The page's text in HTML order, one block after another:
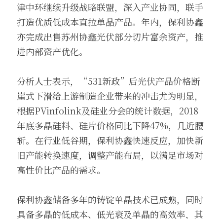
津中环继续升级战略联盟，深入产业协同，联手
打造优质低成本直拉单晶产品。年内，保利协鑫
亦完成出售苏州协鑫光伏部分切片富余资产，推
进内部资产优化。
分析人士表示，“531新政”后光伏产品价格断
崖式下滑给上游制造企业带来的冲击尤为明显，
根据PVinfolink及硅业分会的统计数据，2018
年底多晶硅料、硅片价格同比下降47%，几近腰
斩。在行业低谷期，保利协鑫快速反应，加快新
旧产能转换速度，调整产能布局，以满足市场对
高性价比产品的需求。
保利协鑫储备多年的铸锭单晶技术已成熟，同时
具备多晶的低成本、低光衰及单晶的高效率，其